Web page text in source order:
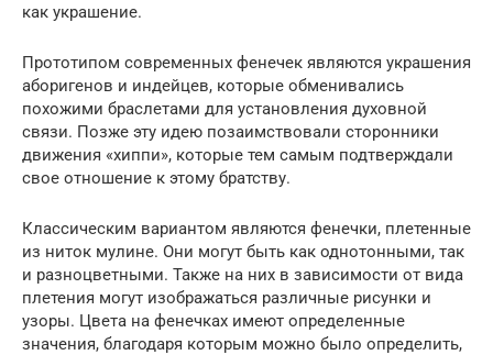
как украшение.
Прототипом современных фенечек являются украшения
аборигенов и индейцев, которые обменивались
похожими браслетами для установления духовной
связи. Позже эту идею позаимствовали сторонники
движения «хиппи», которые тем самым подтверждали
свое отношение к этому братству.
Классическим вариантом являются фенечки, плетенные
из ниток мулине. Они могут быть как однотонными, так
и разноцветными. Также на них в зависимости от вида
плетения могут изображаться различные рисунки и
узоры. Цвета на фенечках имеют определенные
значения, благодаря которым можно было определить,